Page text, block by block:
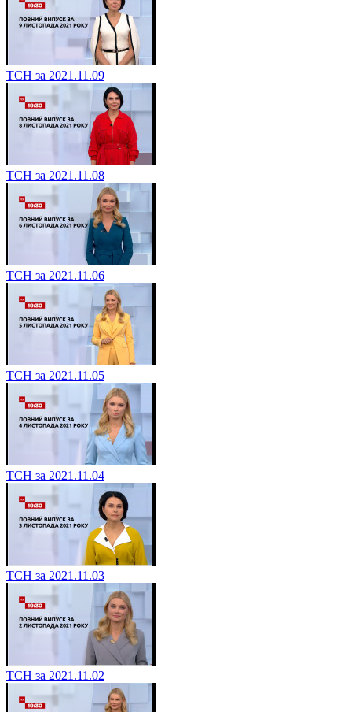
ТСН за 2021.11.09
ТСН за 2021.11.08
ТСН за 2021.11.06
ТСН за 2021.11.05
ТСН за 2021.11.04
ТСН за 2021.11.03
ТСН за 2021.11.02